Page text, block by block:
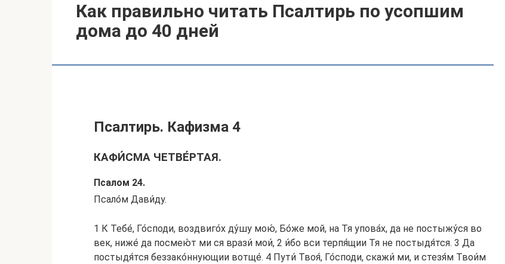
Как правильно читать Псалтирь по усопшим
дома до 40 дней
Псалтирь. Кафизма 4
КАФИ́СМА ЧЕТВЕ́РТАЯ.
Псалом 24.
Псало́м Дави́ду.
1 К Тебе́, Го́споди, воздвиго́х ду́шу мою́, Бо́же мой, на Тя упова́х, да не постыжу́ся во
век, ниже́ да посмею́т ми ся врази́ мои́, 2 и́бо вси терпя́щии Тя не постыдя́тся. 3 Да
постыдя́тся беззако́ннующии вотще́. 4 Пути́ Твоя́, Го́споди, скажи́ ми, и стезя́м Твои́м